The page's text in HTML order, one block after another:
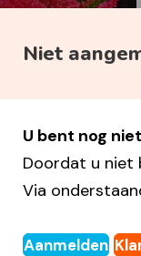
Niet
U bent nog
Doordat u niet
Via
Aanmelden